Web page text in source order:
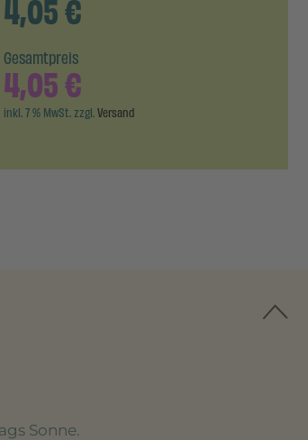
4,05€
Gesamtpreis
4,05€
inkl. 7 % MwSt. zzgl.Versand
Sonne.